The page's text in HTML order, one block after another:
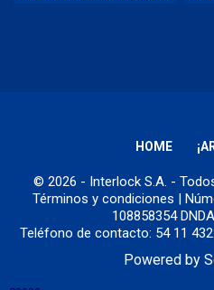
HOME
© 2026 - Interlock S.A. -
Términos y condiciones |
108858354
Teléfono de contacto: 54 11
Powered by